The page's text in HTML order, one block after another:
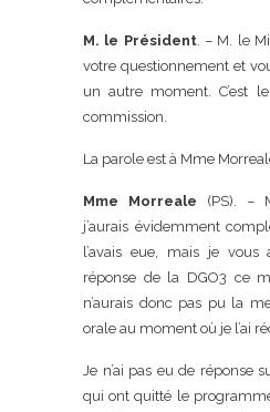
M. le Président. – M. le
votre questionnement et
un autre moment. C’est
commission.
La parole est à Mme
Mme Morreale (PS). –
j’aurais évidemment
l’avais eue, mais je
réponse de la DGO3 ce
n’aurais donc pas pu la
orale au moment où je l’ai
Je n’ai pas eu de réponse
qui ont quitté le